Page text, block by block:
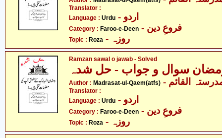
Translator :
Language : Urdu - اردو
Category : Faroo-e-Deen - فروعِ دین
Topic : Roza - روزہ
Ramzan sawal o jawab - Solved
سوال و جواب - حل شدہ
Author : Madrasat-ul-Qaem(atfs) مدرستہ القائم
Translator :
Language : Urdu - اردو
Category : Faroo-e-Deen - فروعِ دین
Topic : Roza - روزہ